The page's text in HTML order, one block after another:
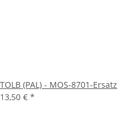
TOLB (PAL) - MOS-8701-Ersatz
13,50 € *